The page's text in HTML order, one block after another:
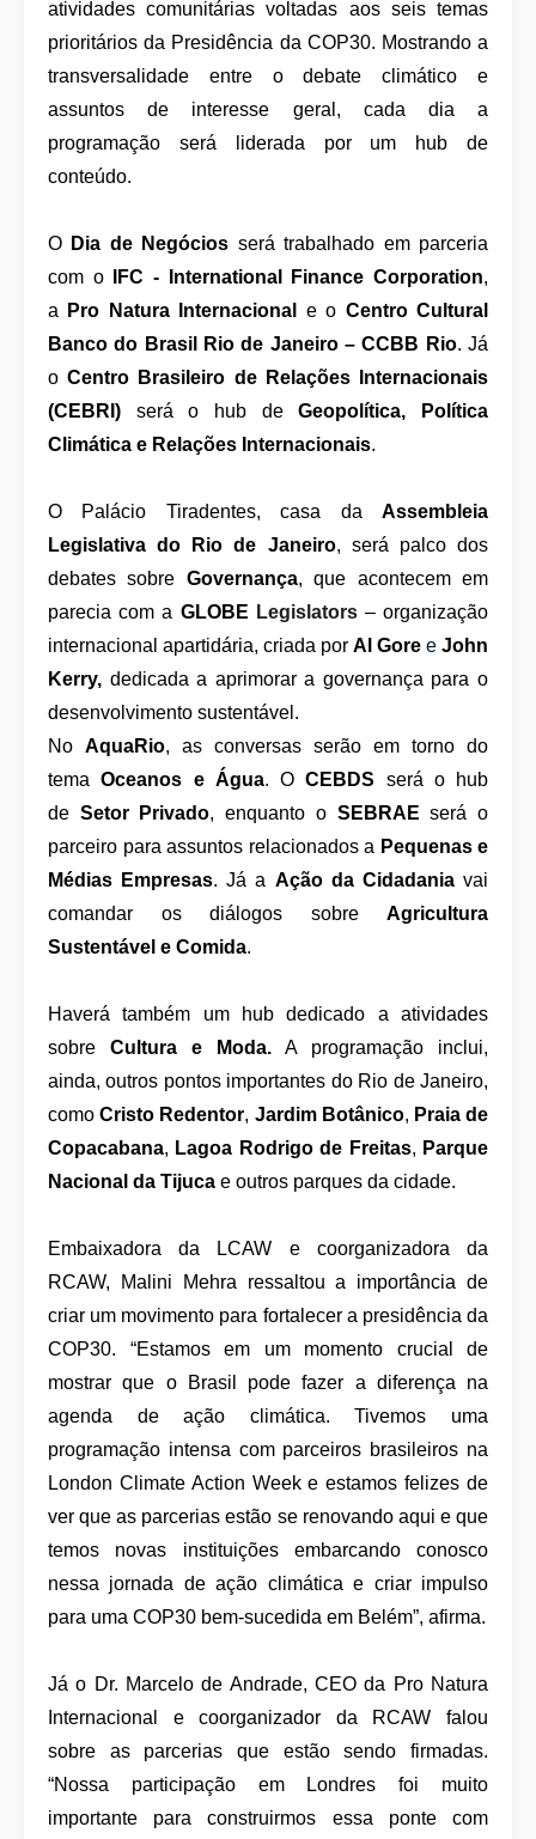
atividades comunitárias voltadas aos seis temas
prioritários da Presidência da COP30. Mostrando a
transversalidade entre o debate climático e
assuntos de interesse geral, cada dia a
programação será liderada por um hub de
conteúdo.
O Dia de Negócios será trabalhado em parceria
com o
IFC - International Finance Corporation,
a
Pro Natura Internacional e o Centro Cultural
Banco do Brasil Rio de Janeiro – CCBB Rio. Já
oCentro Brasileiro de Relações Internacionais
(CEBRI) será o hub deGeopolítica, Política
Climática e Relações Internacionais.
O Palácio Tiradentes, casa da Assembleia
Legislativa do Rio de Janeiro, será palco dos
debates sobre Governança, que acontecem em
parecia com a GLOBE Legislators– organização
internacional apartidária, criada por Al Gore e John
Kerry, dedicada a aprimorar a governança para o
desenvolvimento sustentável.
No AquaRio, as conversas serão em torno do
temaOceanos e Água. OCEBDS será o hub
de Setor Privado, enquanto o SEBRAE será o
parceiro para assuntos relacionados a Pequenas e
Médias Empresas. Já a Ação da Cidadaniavai
comandar os diálogos sobre Agricultura
Sustentável e Comida.
Haverá também um hub dedicado a atividades
sobre Cultura e Moda.A programação inclui,
ainda, outros pontos importantes do Rio de Janeiro,
comoCristo Redentor, Jardim Botânico, Praia de
Copacabana, Lagoa Rodrigo de Freitas, Parque
Nacional da Tijuca e outros parques da cidade.
Embaixadora da LCAW e coorganizadora da
RCAW, Malini Mehra ressaltou a importância de
criar um movimento para fortalecer a presidência da
COP30. “Estamos em um momento crucial de
mostrar que o Brasil pode fazer a diferença na
agenda de ação climática. Tivemos uma
programação intensa com parceiros brasileiros na
London Climate Action Week e estamos felizes de
ver que as parcerias estão se renovando aqui e que
temos novas instituições embarcando conosco
nessa jornada de ação climática e criar impulso
para uma COP30 bem-sucedida em Belém”, afirma.
Já o Dr. Marcelo de Andrade, CEO da Pro Natura
Internacional e coorganizador da RCAW falou
sobre as parcerias que estão sendo firmadas.
“Nossa participação em Londres foi muito
importante para construirmos essa ponte com